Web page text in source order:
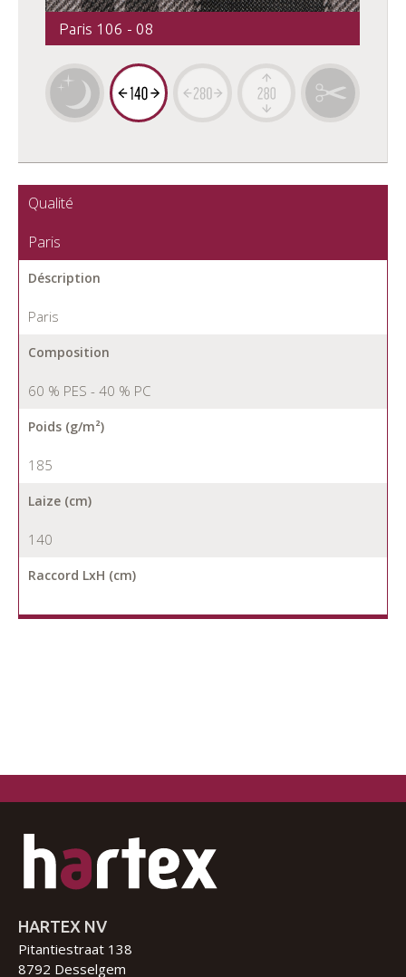
Paris 106 - 08
Qualité
Paris
Déscription
Paris
Composition
60 % PES - 40 % PC
Poids (g/m²)
185
Laize (cm)
140
Raccord LxH (cm)
HARTEX NV
Pitantiestraat 138
8792 Desselgem